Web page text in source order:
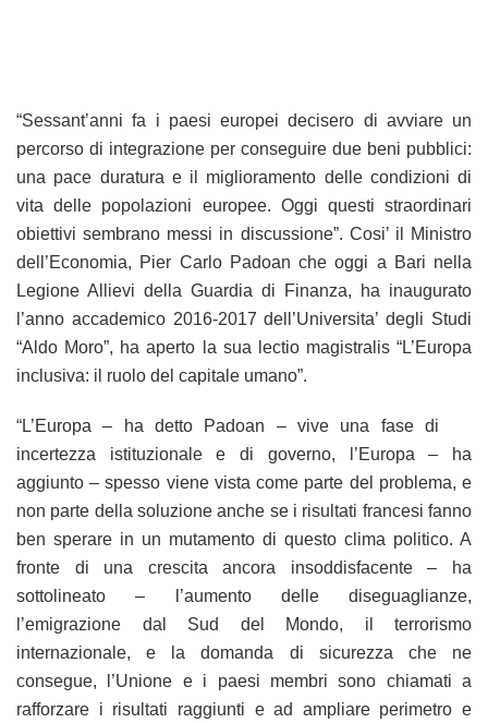
“Sessant’anni fa i paesi europei decisero di avviare un
percorso di integrazione per conseguire due beni pubblici:
una pace duratura e il miglioramento delle condizioni di
vita delle popolazioni europee. Oggi questi straordinari
obiettivi sembrano messi in discussione”. Cosi’ il Ministro
dell’Economia, Pier Carlo Padoan che oggi a Bari nella
Legione Allievi della Guardia di Finanza, ha inaugurato
l’anno accademico 2016-2017 dell’Universita’ degli Studi
“Aldo Moro”, ha aperto la sua lectio magistralis “L’Europa
inclusiva: il ruolo del capitale umano”.
“L’Europa – ha detto Padoan – vive una fase di
incertezza istituzionale e di governo, l’Europa – ha
aggiunto – spesso viene vista come parte del problema, e
non parte della soluzione anche se i risultati francesi fanno
ben sperare in un mutamento di questo clima politico. A
fronte di una crescita ancora insoddisfacente – ha
sottolineato – l’aumento delle diseguaglianze,
l’emigrazione dal Sud del Mondo, il terrorismo
internazionale, e la domanda di sicurezza che ne
consegue, l’Unione e i paesi membri sono chiamati a
rafforzare i risultati raggiunti e ad ampliare perimetro e